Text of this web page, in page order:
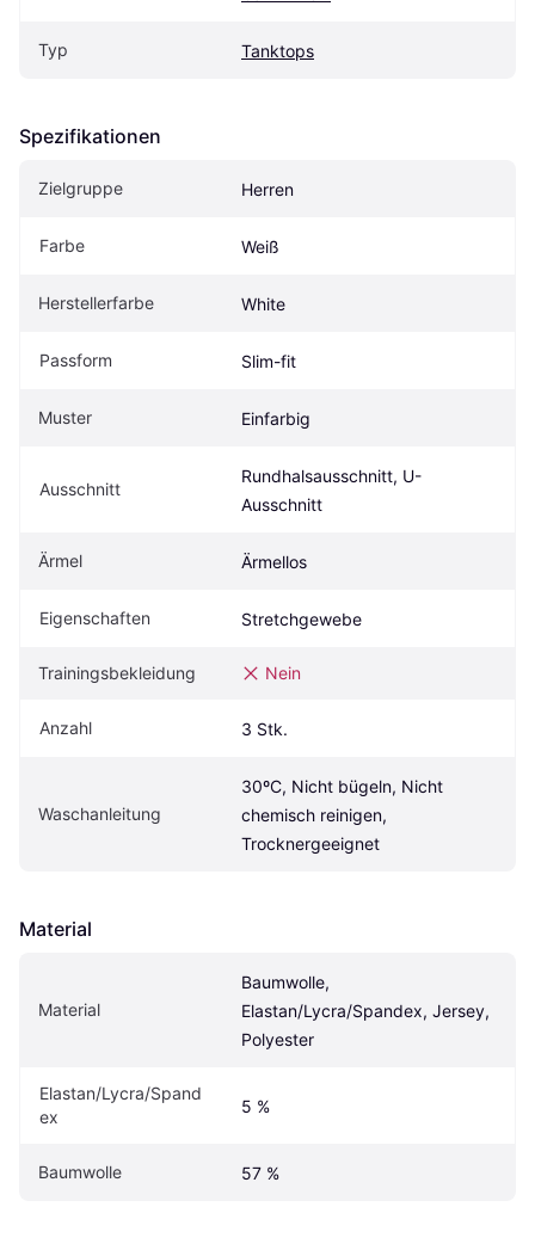
Typ Tanktops
Spezifikationen
Zielgruppe Herren
Farbe Weiß
Herstellerfarbe White
Passform Slim-fit
Muster Einfarbig
Ausschnitt
Rundhalsausschnitt, U-
Ausschnitt
Ärmel Ärmellos
Eigenschaften Stretchgewebe
Trainingsbekleidung Nein
Anzahl 3 Stk.
Waschanleitung
30ºC, Nicht bügeln, Nicht
chemisch reinigen,
Trocknergeeignet
Material
Material
Baumwolle,
Elastan/Lycra/Spandex, Jersey,
Polyester
Elastan/Lycra/Spand
ex
5 %
Baumwolle 57 %